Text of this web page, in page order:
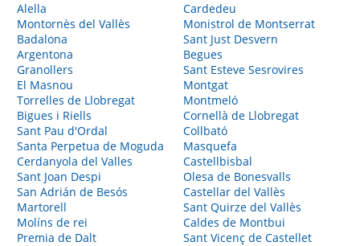
Alella
Montornès del Vallès
Badalona
Argentona
Granollers
El Masnou
Torrelles de Llobregat
Bigues i Riells
Sant Pau d'Ordal
Santa Perpetua de Moguda
Cerdanyola del Valles
Sant Joan Despi
San Adrián de Besós
Martorell
Molíns de rei
Premia de Dalt
Cardedeu
Monistrol de Montserrat
Sant Just Desvern
Begues
Sant Esteve Sesrovires
Montgat
Montmeló
Cornellà de Llobregat
Collbató
Masquefa
Castellbisbal
Olesa de Bonesvalls
Castellar del Vallès
Sant Quirze del Vallès
Caldes de Montbui
Sant Vicenç de Castellet